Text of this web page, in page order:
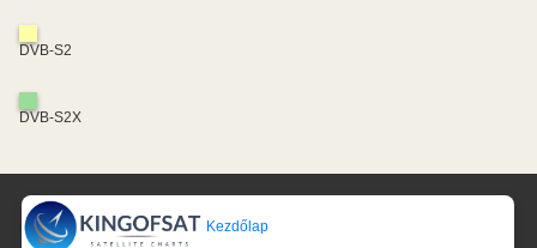
DVB-S2
DVB-S2X
Kezdőlap